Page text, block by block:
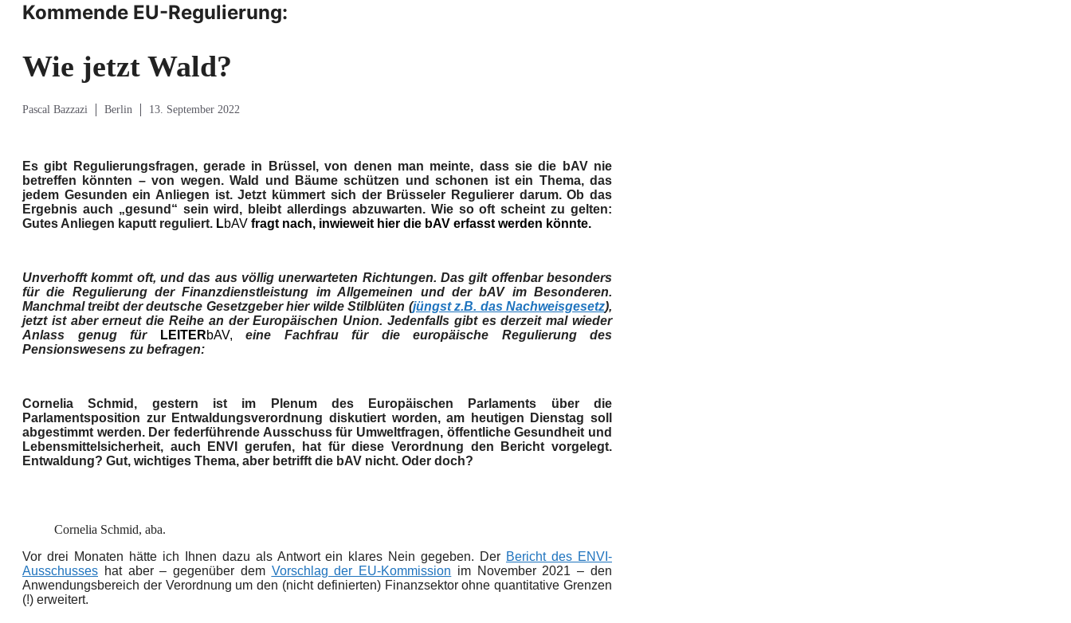
Kommende EU-Regulierung:
Wie jetzt Wald?
Pascal Bazzazi Berlin 13. September 2022
Es gibt Regulierungsfragen, gerade in Brüssel, von denen man meinte, dass sie die bAV nie
betreffen könnten – von wegen. Wald und Bäume schützen und schonen ist ein Thema, das
jedem Gesunden ein Anliegen ist. Jetzt kümmert sich der Brüsseler Regulierer darum. Ob das
Ergebnis auch „gesund“ sein wird, bleibt allerdings abzuwarten. Wie so oft scheint zu gelten:
Gutes Anliegen kaputt reguliert. LbAV fragt nach, inwieweit hier die bAV erfasst werden könnte.
Unverhofft kommt oft, und das aus völlig unerwarteten Richtungen. Das gilt offenbar besonders
für die Regulierung der Finanzdienstleistung im Allgemeinen und derbAV im Besonderen.
Manchmal treibt der deutsche Gesetzgeber hier wilde Stilblüten (jüngst z.B. das Nachweisgesetz),
jetzt ist aber erneut die Reihe an der Europäischen Union. Jedenfalls gibt es derzeit mal wieder
Anlass genug für
LEITERbAV, eine Fachfrau für die europäische Regulierung des
Pensionswesens zu befragen:
Cornelia Schmid, gestern ist im Plenum des Europäischen Parlaments über die
Parlamentsposition zur Entwaldungsverordnung diskutiert worden, am heutigen Dienstag soll
abgestimmt werden. Der federführende Ausschuss für Umweltfragen, öffentliche Gesundheit und
Lebensmittelsicherheit, auch ENVI gerufen, hat für diese Verordnung den Bericht vorgelegt.
Entwaldung? Gut, wichtiges Thema, aber betrifft die bAV nicht. Oder doch?
Cornelia Schmid, aba.
Vor drei Monaten hätte ich Ihnen dazu als Antwort ein klares Nein gegeben. Der Bericht des ENVI-
Ausschusses hat aber – gegenüber dem Vorschlag der EU-Kommission im November 2021 – den
Anwendungsbereich der Verordnung um den (nicht definierten) Finanzsektor ohne quantitative Grenzen
(!) erweitert.